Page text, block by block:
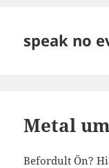
speak no
Metal
Befordult Ön?